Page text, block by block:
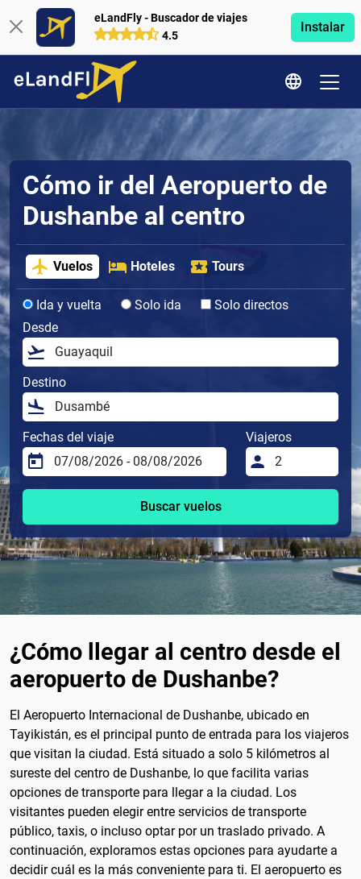
eLandFly - Buscador de viajes
4.5
Instalar
Cómo ir del Aeropuerto de
Dushanbe al centro
Vuelos Hoteles Tours
Ida y vuelta Solo ida
Solo directos
Desde
Destino
Fechas del viaje Viajeros
Buscar vuelos
¿Cómo llegar al centro desde el
aeropuerto de Dushanbe?
El Aeropuerto Internacional de Dushanbe, ubicado en
Tayikistán, es el principal punto de entrada para los viajeros
que visitan la ciudad. Está situado a solo 5 kilómetros al
sureste del centro de Dushanbe, lo que facilita varias
opciones de transporte para llegar a la ciudad. Los
visitantes pueden elegir entre servicios de transporte
público, taxis, o incluso optar por un traslado privado. A
continuación, exploramos estas opciones para ayudarte a
decidir cuál es la más conveniente para ti. El aeropuerto es